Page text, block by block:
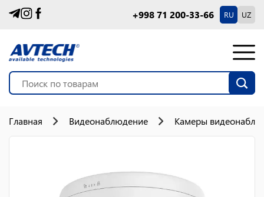
+998 71 200-33-66 RU UZ
Главная Видеонаблюдение Камеры